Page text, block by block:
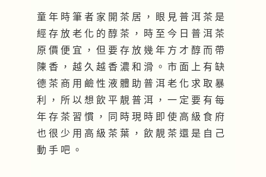
童 年 時 筆 者 家 開 茶 居 ， 眼 見 普 洱 茶 是
經 存 放 老 化 的 醇 茶 ， 時 至 今 日 普 洱 茶
原 價 便 宜 ， 但 要 存 放 幾 年 方 才 醇 而 帶
陳 香 ， 越 久 越 香 濃 和 滑 。 市 面 上 有 缺
德 茶 商 用 鹼 性 液 體 助 普 洱 老 化 求 取 暴
利 ， 所 以 想 飲 平 靚 普 洱 ， 一 定 要 有 每
年 存 茶 習 慣 ， 同 時 現 時 即 使 高 級 食 府
也 很 少 用 高 級 茶 葉 ， 飲 靚 茶 還 是 自 己
動 手 吧 。